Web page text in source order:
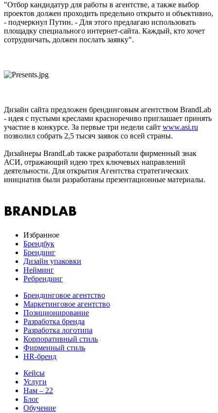
"Отбор кандидатур для работы в агентстве, а также выбор
проектов должен проходить предельно открыто и объективно,
- подчеркнул Путин. - Для этого предлагаю использовать
площадку специального интернет-сайта. Каждый, кто хочет
сотрудничать, должен послать заявку".
Дизайн сайта предложен брендинговым агентством BrandLab
- идея с пустыми креслами красноречиво приглашает принять
участие в конкурсе. За первые три недели сайт www.asi.ru
позволил собрать 2,5 тысяч заявок со всей страны.
Дизайнеры BrandLab также разработали фирменный знак
АСИ, отражающий идею трех ключевых направлений
деятельности. Для открытия Агентства стратегических
инициатив были разработаны презентационные материалы.
Избранное
Брендбук
Брендинг
Дизайн упаковки
Нейминг
Ребрендинг
Брендинговое агентство
Маркетинговое агентство
Позиционирование
Разработка бренда
Разработка логотипа
Корпоративный стиль
Фирменный стиль
HR-бренд
Кейсы
Услуги
Нам – 22
Блог
Обучение